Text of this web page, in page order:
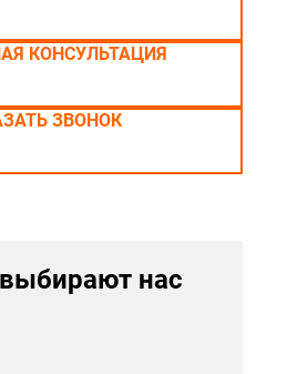
КОНСУЛЬТАЦИЯ
ЗВОНОК
нас